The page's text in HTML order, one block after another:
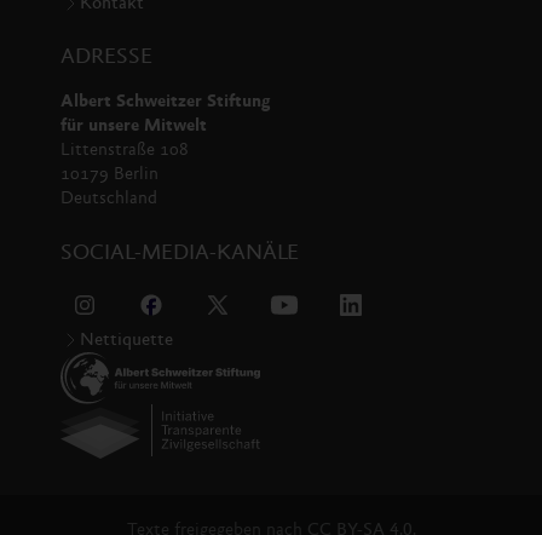
Kontakt
ADRESSE
Albert Schweitzer Stiftung
für unsere Mitwelt
Littenstraße 108
10179 Berlin
Deutschland
SOCIAL-MEDIA-KANÄLE
Nettiquette
Texte freigegeben nach CC BY-SA 4.0.